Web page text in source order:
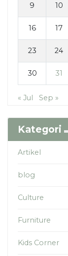
9 10
16 17
23 24
30 31
« Jul Sep »
Kategori
Artikel
blog
Culture
Furniture
Kids Corner